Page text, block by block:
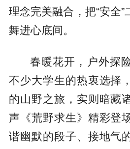
理念完美融合，把“安全”
舞进心底间。
春暖花开，户外探
不少大学生的热衷选择
的山野之旅，实则暗藏
声《荒野求生》精彩登
谐幽默的段子、接地气